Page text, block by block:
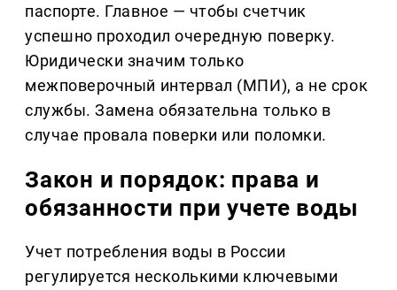
паспорте. Главное — чтобы счетчик
успешно проходил очередную поверку.
Юридически значим только
межповерочный интервал (МПИ), а не срок
службы. Замена обязательна только в
случае провала поверки или поломки.
Закон и порядок: права и
обязанности при учете воды
Учет потребления воды в России
регулируется несколькими ключевыми